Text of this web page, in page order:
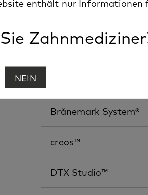
Brånemark System®
creos™
DTX Studio™
enthält nur Informationen
NEIN